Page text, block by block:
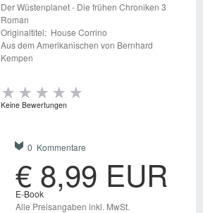
Der Wüstenplanet - Die frühen Chroniken 3
Roman
Originaltitel: House Corrino
Aus dem Amerikanischen von Bernhard
Kempen
Keine Bewertungen
0 Kommentare
€ 8,99 EUR
E-Book
Alle Preisangaben inkl. MwSt.